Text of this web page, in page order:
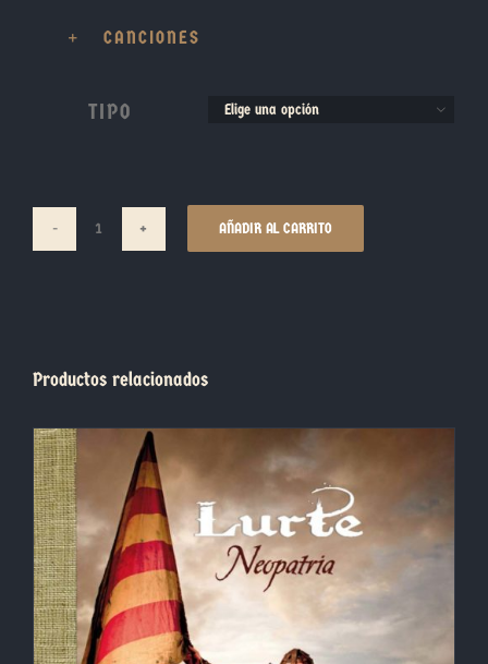
CANCIONES
TIPO 
Biellas
AÑADIR AL CARRITO
Productos relacionados